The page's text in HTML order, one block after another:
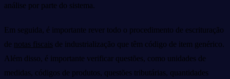
análise por parte do sistema.
Em seguida, é importante rever todo o procedimento de escrituração
de notas fiscais de industrialização que têm código de item genérico.
Além disso, é importante verificar questões, como unidades de
medidas, códigos de produtos, questões tributárias, quantidades